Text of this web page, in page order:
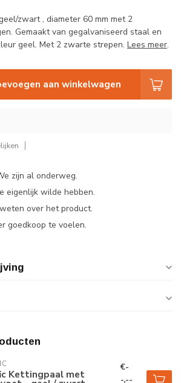
zwart , diameter 60 mm met 2
Gemaakt van gegalvaniseerd staal en
geel. Met 2 zwarte strepen. Lees meer.
aan winkelwagen
zijn al onderweg.
eigenlijk wilde hebben.
over het product.
goedkoop te voelen.
Kettingpaal met
€-
-,--